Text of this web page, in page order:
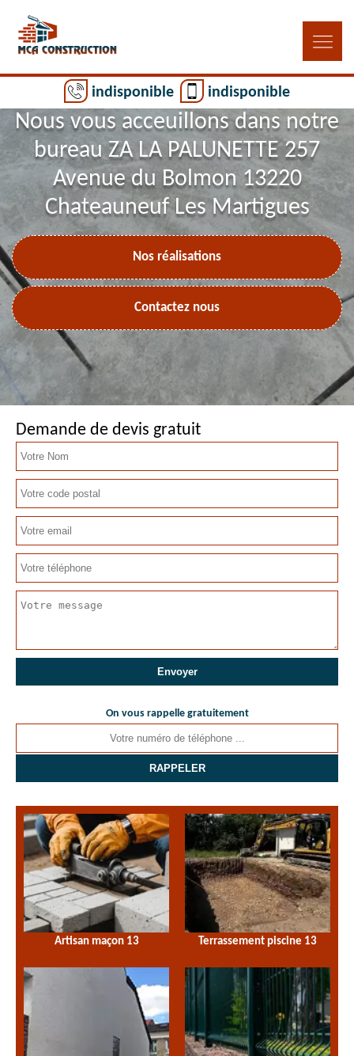
indisponible indisponible
Nous vous acceuillons dans notre
bureau ZA LA PALUNETTE 257
Avenue du Bolmon 13220
Chateauneuf Les Martigues
Nos réalisations
Contactez nous
Demande de devis gratuit
On vous rappelle gratuitement
Artisan maçon 13 Terrassement piscine 13